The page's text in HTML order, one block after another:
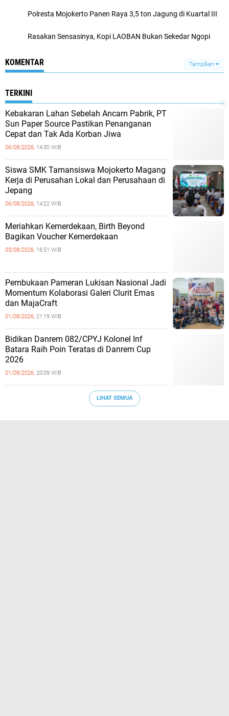
Polresta Mojokerto Panen Raya 3,5 ton Jagung di Kuartal III
Rasakan Sensasinya, Kopi LAOBAN Bukan Sekedar Ngopi
KOMENTAR Tampilkan
TERKINI
Kebakaran Lahan Sebelah Ancam Pabrik, PT
Sun Paper Source Pastikan Penanganan
Cepat dan Tak Ada Korban Jiwa
06/08/2026, 14:30 WIB
Siswa SMK Tamansiswa Mojokerto Magang
Kerja di Perusahan Lokal dan Perusahaan di
Jepang
06/08/2026, 14:22 WIB
Meriahkan Kemerdekaan, Birth Beyond
Bagikan Voucher Kemerdekaan
03/08/2026, 16:51 WIB
Pembukaan Pameran Lukisan Nasional Jadi
Momentum Kolaborasi Galeri Clurit Emas
dan MajaCraft
01/08/2026, 21:19 WIB
Bidikan Danrem 082/CPYJ Kolonel Inf
Batara Raih Poin Teratas di Danrem Cup
2026
01/08/2026, 20:09 WIB
LIHAT SEMUA